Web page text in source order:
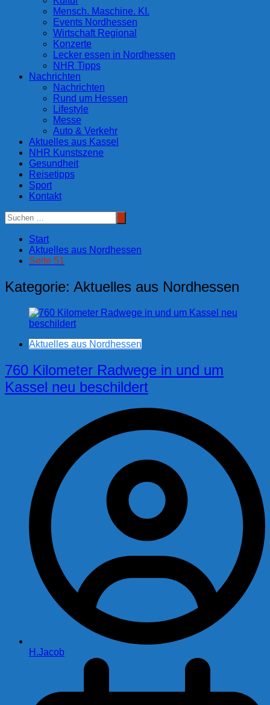
Mensch. Maschine. KI.
Events Nordhessen
Wirtschaft Regional
Konzerte
Lecker essen in Nordhessen
NHR Tipps
Nachrichten
Nachrichten
Rund um Hessen
Lifestyle
Messe
Auto & Verkehr
Aktuelles aus Kassel
NHR Kunstszene
Gesundheit
Reisetipps
Sport
Kontakt
Start
Aktuelles aus Nordhessen
Seite 51
Kategorie: Aktuelles aus Nordhessen
Aktuelles aus Nordhessen
760 Kilometer Radwege in und um
Kassel neu beschildert
H.Jacob